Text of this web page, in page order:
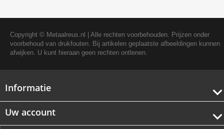
Copyright © Metaalreus.nl
| Alle rechten voorbehouden. Prijzen onder
voorbehoud van drukfouten. Bij artikelen geplaatste afbeeldingen kunnen
afwijken. U kunt hieraan geen rechten ontlenen.
Informatie
Uw account